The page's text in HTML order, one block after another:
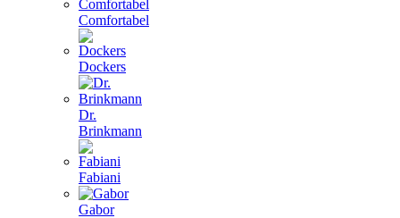
Comfortabel
Dockers
Dr.
Brinkmann
Fabiani
Gabor